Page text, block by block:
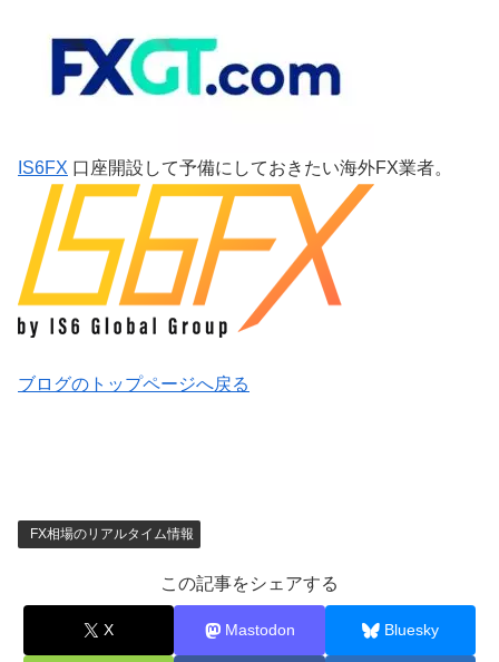
IS6FX 口座開設して予備にしておきたい海外FX業者。
ブログのトップページへ戻る
FX相場のリアルタイム情報
この記事をシェアする
X Mastodon Bluesky